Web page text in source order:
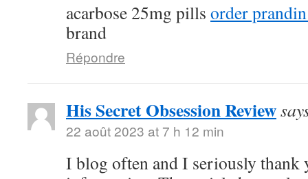
acarbose 25mg pills order
brand
Répondre
His Secret Obsession Review
22 août 2023 at 7 h 12 min
I blog often and I seriously thank